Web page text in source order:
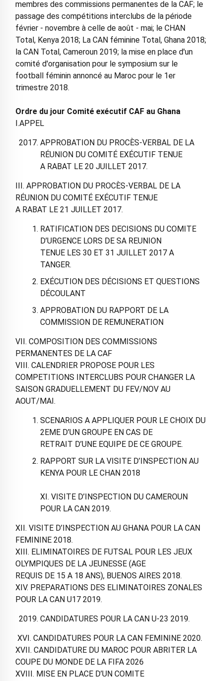
membres des commissions permanentes de la CAF; le
passage des compétitions interclubs de la période
février - novembre à celle de août - mai; le CHAN
Total, Kenya 2018; La CAN féminine Total, Ghana 2018;
la CAN Total, Cameroun 2019; la mise en place d'un
comité d'organisation pour le symposium sur le
football féminin annoncé au Maroc pour le 1er
trimestre 2018.
Ordre du jour Comité exécutif CAF au Ghana
I.APPEL
APPROBATION DU PROCÈS-VERBAL DE LA
RÉUNION DU COMITÉ EXÉCUTIF TENUE
A RABAT LE 20 JUILLET 2017.
III. APPROBATION DU PROCÈS-VERBAL DE LA
RÉUNION DU COMITÉ EXÉCUTIF TENUE
A RABAT LE 21 JUILLET 2017.
RATIFICATION DES DECISIONS DU COMITE
D’URGENCE LORS DE SA REUNION
TENUE LES 30 ET 31 JUILLET 2017 A
TANGER.
EXÉCUTION DES DÉCISIONS ET QUESTIONS
DÉCOULANT
APPROBATION DU RAPPORT DE LA
COMMISSION DE REMUNERATION
VII. COMPOSITION DES COMMISSIONS
PERMANENTES DE LA CAF
VIII. CALENDRIER PROPOSE POUR LES
COMPETITIONS INTERCLUBS POUR CHANGER LA
SAISON GRADUELLEMENT DU FEV/NOV AU
AOUT/MAI.
SCENARIOS A APPLIQUER POUR LE CHOIX DU
2EME D’UN GROUPE EN CAS DE
RETRAIT D’UNE EQUIPE DE CE GROUPE.
RAPPORT SUR LA VISITE D’INSPECTION AU
KENYA POUR LE CHAN 2018
XI. VISITE D’INSPECTION DU CAMEROUN
POUR LA CAN 2019.
XII. VISITE D’INSPECTION AU GHANA POUR LA CAN
FEMININE 2018.
XIII. ELIMINATOIRES DE FUTSAL POUR LES JEUX
OLYMPIQUES DE LA JEUNESSE (AGE
REQUIS DE 15 A 18 ANS), BUENOS AIRES 2018.
XIV. PREPARATIONS DES ELIMINATOIRES ZONALES
POUR LA CAN U17 2019.
CANDIDATURES POUR LA CAN U-23 2019.
XVI. CANDIDATURES POUR LA CAN FEMININE 2020.
XVII. CANDIDATURE DU MAROC POUR ABRITER LA
COUPE DU MONDE DE LA FIFA 2026
XVIII. MISE EN PLACE D’UN COMITE